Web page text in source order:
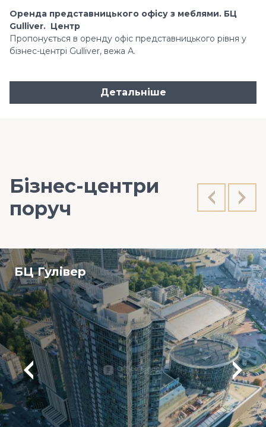
Оренда представницького офісу з меблями. БЦ
Gulliver. Центр
Пропонується в оренду офіс представницького рівня у
бізнес-центрі Gulliver, вежа А.
Детальніше
Бізнес-центри
поруч
БЦ Гулiвер